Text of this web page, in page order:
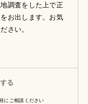
調査をした上で正
お出します。お気
さい。
る
にご相談ください